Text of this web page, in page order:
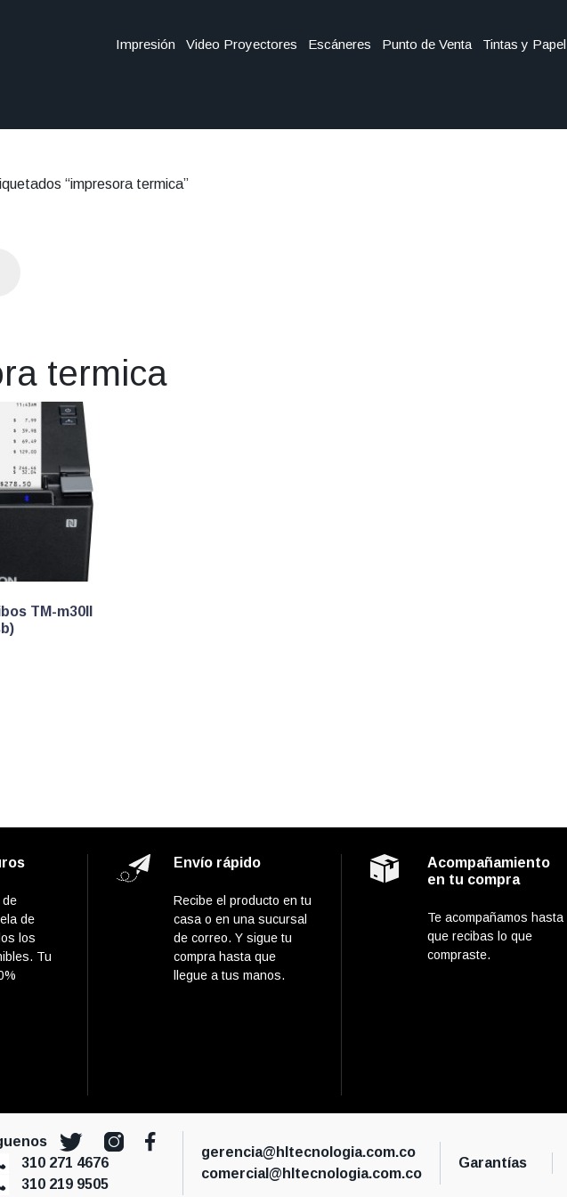
Impresión Video Proyectores Escáneres Punto de Venta Tintas y Papel
“impresora termica”
termica
TM-m30II
de
de
los
Tu
Envío rápido
Recibe el producto en tu
casa o en una sucursal
de correo. Y sigue tu
compra hasta que
llegue a tus manos.
Acompañamiento
en tu compra
Te acompañamos hasta
que recibas lo que
compraste.
310 271 4676
310 219 9505
gerencia@hltecnologia.com.co
comercial@hltecnologia.com.co
Garantías